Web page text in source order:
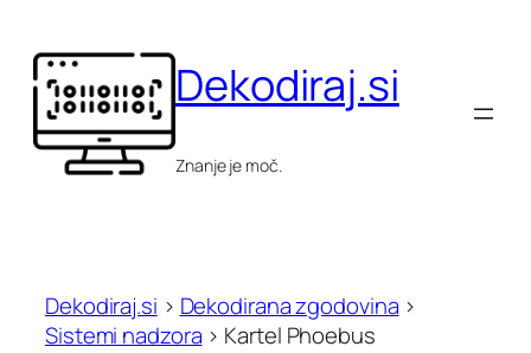
content
Dekodiraj.si
Znanje je moč.
Dekodiraj.si > Dekodirana zgodovina >
Sistemi nadzora > Kartel Phoebus